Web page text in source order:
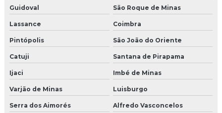
Guidoval São Roque de Minas
Lassance Coimbra
Pintópolis São João do Oriente
Catuji Santana de Pirapama
Ijaci Imbé de Minas
Varjão de Minas Luisburgo
Serra dos Aimorés Alfredo Vasconcelos